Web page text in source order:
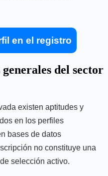
en el registro
del sector
existen aptitudes y
en los perfiles
bases de datos
no constituye una
selección activo.